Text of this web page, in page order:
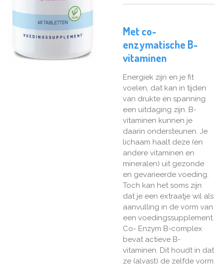
Met co-
enzymatische B-
vitaminen
Energiek zijn en je fit
voelen, dat kan in tijden
van drukte en spanning
een uitdaging zijn. B-
vitaminen kunnen je
daarin ondersteunen. Je
lichaam haalt deze (en
andere vitaminen en
mineralen) uit gezonde
en gevarieerde voeding.
Toch kan het soms zijn
dat je een extraatje wil als
aanvulling in de vorm van
een voedingssupplement.
Co- Enzym B-complex
bevat actieve B-
vitaminen. Dit houdt in dat
ze (alvast) de zelfde vorm